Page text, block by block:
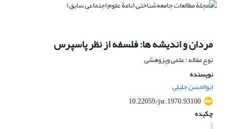
مردان و اندیشه ها: فلسفه از نظر پاسپرس
نوع مقاله : علمی وپزوهشی
نویسنده
ابوالحسن جلیلی
10.22059/jsr.1970.93100
چکیده